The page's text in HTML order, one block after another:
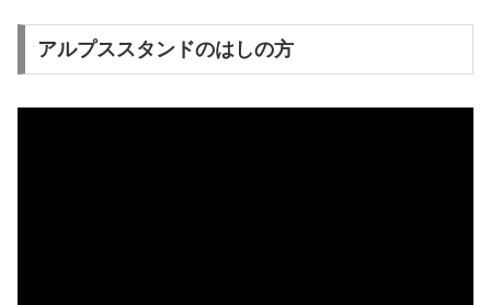
アルプススタンドのはしの方